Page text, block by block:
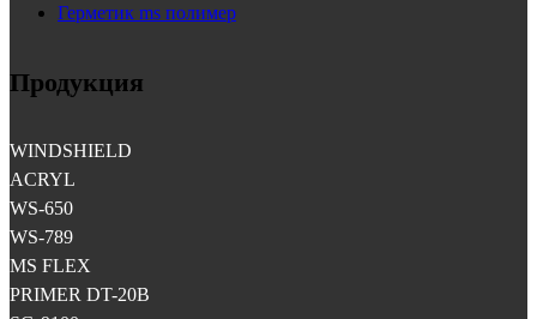
Герметик ms полимер
Продукция
WINDSHIELD
ACRYL
WS-650
WS-789
MS FLEX
PRIMER DT-20B